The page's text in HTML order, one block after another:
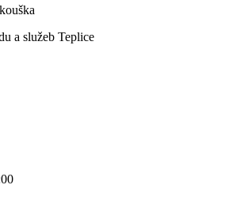
a služeb Teplice